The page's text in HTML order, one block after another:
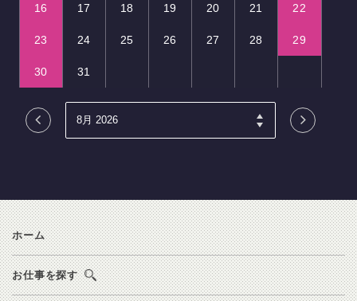
16 17 18 19 20 21 22
23 24 25 26 27 28 29
30 31
ホーム
お仕事を探す